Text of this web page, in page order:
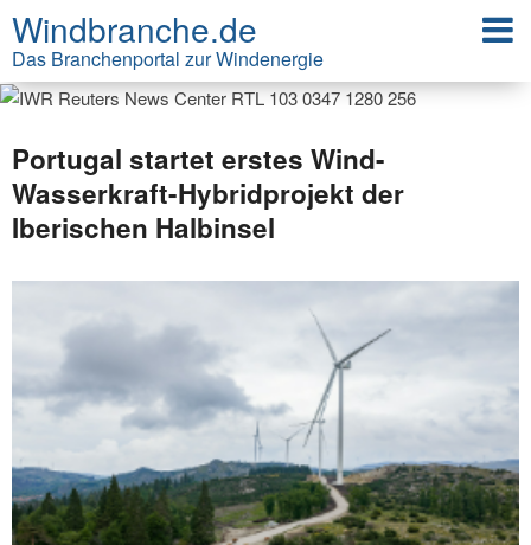
Windbranche.de
Das Branchenportal zur Windenergie
Portugal startet erstes Wind-
Wasserkraft-Hybridprojekt der
Iberischen Halbinsel